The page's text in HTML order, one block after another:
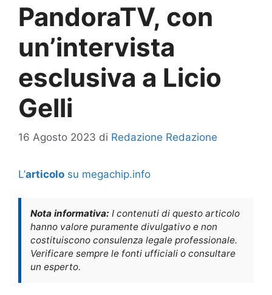
PandoraTV, con
un’intervista
esclusiva a Licio
Gelli
16 Agosto 2023 di Redazione Redazione
L’articolo su megachip.info
Nota informativa: I contenuti di questo articolo
hanno valore puramente divulgativo e non
costituiscono consulenza legale professionale.
Verificare sempre le fonti ufficiali o consultare
un esperto.